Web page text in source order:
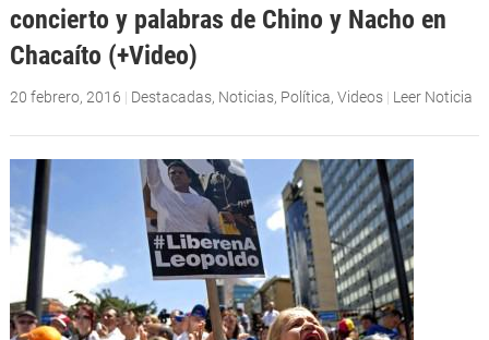
concierto y palabras de Chino y Nacho en
Chacaíto (+Video)
20 febrero, 2016 | Destacadas, Noticias, Política, Videos | Leer Noticia